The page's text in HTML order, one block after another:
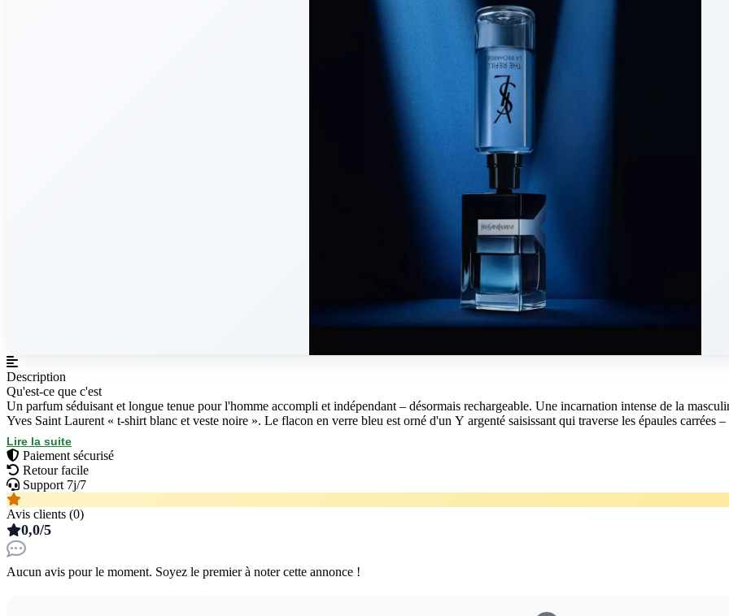
Description
Qu'est-ce que c'est
Un parfum séduisant et longue tenue pour l'homme accompli et indépendant – désormais rechargeable. Une incarnation intense de la
Yves Saint Laurent « t-shirt blanc et veste noire ». Le flacon en verre bleu est orné d'un Y argenté saisissant qui traverse les épaules carrées
Un choix responsable et durable : recharger votre flacon permet d'économiser 59 %* de verre, 73 %* de métaux et 9 %* de plastique. Le
60 ml et 100 ml portant la mention « rechargeable » sur l'emballage. *Calcul effectué en comparant 1 flacon rechargeable de 100 ml + 2
À propos du parfum
Un parfum séduisant et longue tenue pour l'homme accompli et indépendant. Une incarnation intense de la masculinité dans une eau de
shirt blanc et veste noire ».
Lire la suite
Paiement sécurisé
Retour facile
Support 7j/7
Avis clients (0)
0,0/5
Aucun avis pour le moment. Soyez le premier à noter cette annonce !